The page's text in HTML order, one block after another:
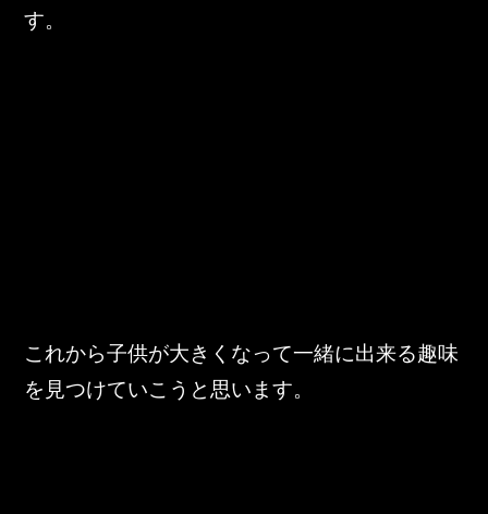
す。
これから子供が大きくなって一緒に出来る趣味
を見つけていこうと思います。